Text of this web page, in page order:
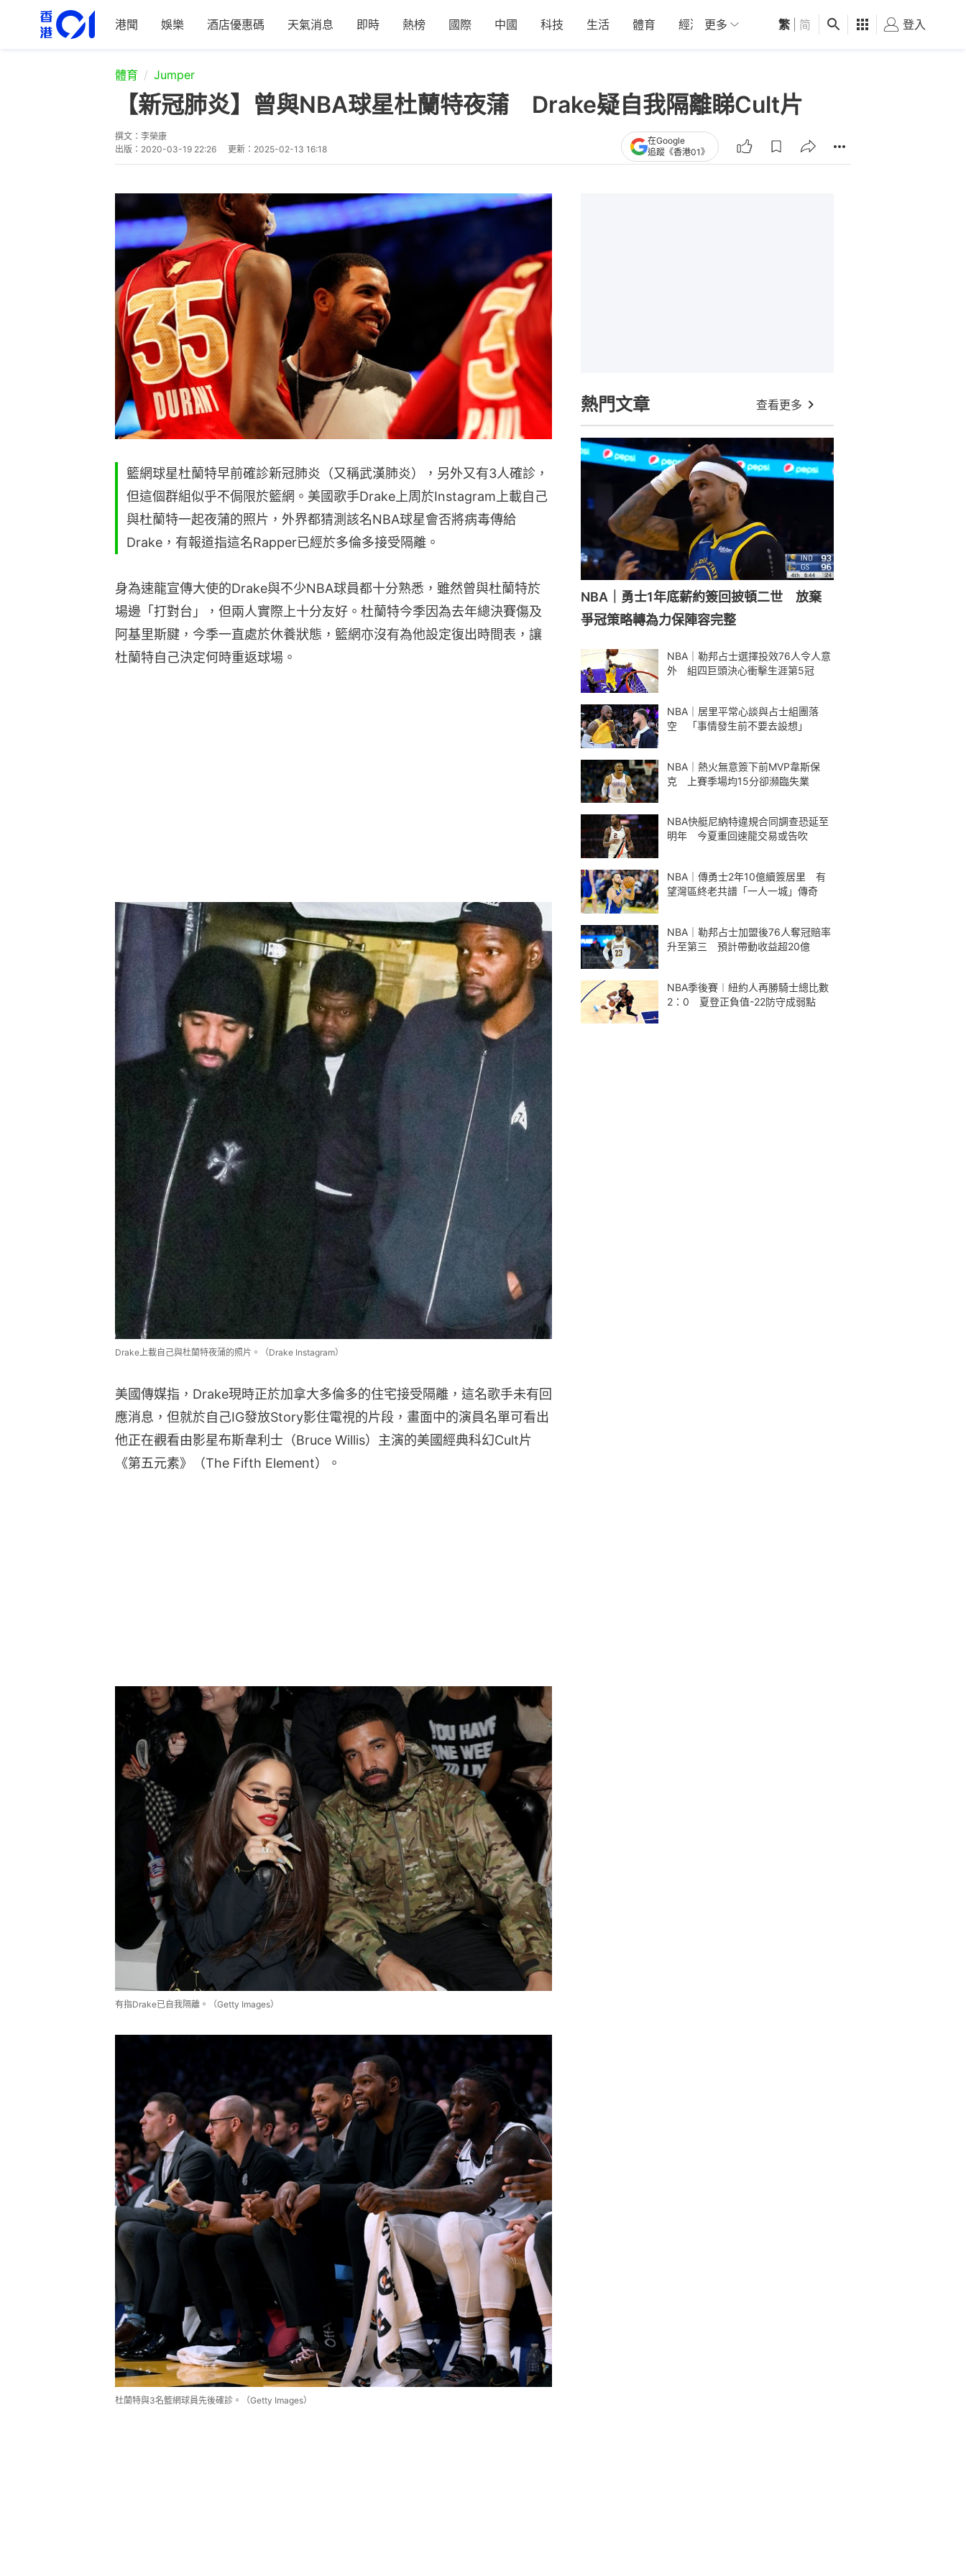
港聞 娛樂 酒店優惠碼 天氣消息 即時 熱榜 國際 中國 科技 生活 體育 經濟 01深圳 觀點 健康 好食玩飛
更多 繁 简 登入
體育 Jumper
【新冠肺炎】曾與NBA球星杜蘭特夜蒲 Drake疑自我隔離睇Cult片
撰文： 李榮康
出版： 2020-03-19 22:26 更新： 2025-02-13 16:18
在Google
追蹤《香港01》
籃網球星杜蘭特早前確診新冠肺炎（又稱武漢肺炎），另外又有3人確診，
但這個群組似乎不侷限於籃網。美國歌手Drake上周於Instagram上載自己
與杜蘭特一起夜蒲的照片，外界都猜測該名NBA球星會否將病毒傳給
Drake，有報道指這名Rapper已經於多倫多接受隔離。
身為速龍宣傳大使的Drake與不少NBA球員都十分熟悉，雖然曾與杜蘭特於
場邊「打對台」，但兩人實際上十分友好。杜蘭特今季因為去年總決賽傷及
阿基里斯腱，今季一直處於休養狀態，籃網亦沒有為他設定復出時間表，讓
杜蘭特自己決定何時重返球場。
Drake上載自己與杜蘭特夜蒲的照片。（Drake Instagram）
美國傳媒指，Drake現時正於加拿大多倫多的住宅接受隔離，這名歌手未有回
應消息，但就於自己IG發放Story影住電視的片段，畫面中的演員名單可看出
他正在觀看由影星布斯韋利士（Bruce Willis）主演的美國經典科幻Cult片
《第五元素》（The Fifth Element）。
有指Drake已自我隔離。（Getty Images）
杜蘭特與3名籃網球員先後確診。（Getty Images）
熱門文章 查看更多
NBA｜勇士1年底薪約簽回披頓二世 放棄
爭冠策略轉為力保陣容完整
NBA｜勒邦占士選擇投效76人令人意
外 組四巨頭決心衝擊生涯第5冠
NBA｜居里平常心談與占士組團落
空 「事情發生前不要去設想」
NBA｜熱火無意簽下前MVP韋斯保
克 上賽季場均15分卻瀕臨失業
NBA快艇尼納特違規合同調查恐延至
明年 今夏重回速龍交易或告吹
NBA｜傳勇士2年10億續簽居里 有
望灣區終老共譜「一人一城」傳奇
NBA｜勒邦占士加盟後76人奪冠賠率
升至第三 預計帶動收益超20億
NBA季後賽︱紐約人再勝騎士總比數
2：0 夏登正負值-22防守成弱點